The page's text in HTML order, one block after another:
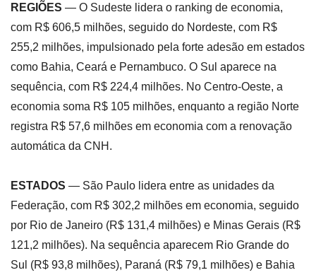
REGIÕES — O Sudeste lidera o ranking de economia,
com R$ 606,5 milhões, seguido do Nordeste, com R$
255,2 milhões, impulsionado pela forte adesão em estados
como Bahia, Ceará e Pernambuco. O Sul aparece na
sequência, com R$ 224,4 milhões. No Centro-Oeste, a
economia soma R$ 105 milhões, enquanto a região Norte
registra R$ 57,6 milhões em economia com a renovação
automática da CNH.
ESTADOS — São Paulo lidera entre as unidades da
Federação, com R$ 302,2 milhões em economia, seguido
por Rio de Janeiro (R$ 131,4 milhões) e Minas Gerais (R$
121,2 milhões). Na sequência aparecem Rio Grande do
Sul (R$ 93,8 milhões), Paraná (R$ 79,1 milhões) e Bahia